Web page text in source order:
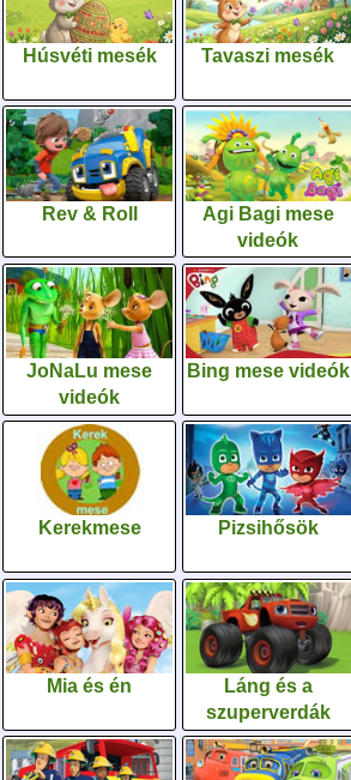
Húsvéti mesék Tavaszi mesék
Rev & Roll
Agi Bagi mese
videók
JoNaLu mese
videók
Bing mese videók
Kerekmese Pizsihősök
Mia és én
Láng és a
szuperverdák